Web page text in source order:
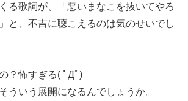
る歌詞が、「悪いまなこを抜いてやろ
と、不吉に聴こえるのは気のせいでし
？怖すぎる( ﾟДﾟ)
ういう展開になるんでしょうか。